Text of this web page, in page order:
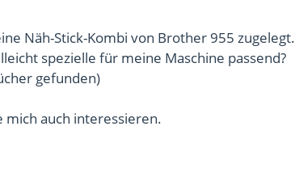
Näh-Stick-Kombi von Brother 955 zugelegt.
spezielle für meine Maschine passend?
gefunden)
mich auch interessieren.